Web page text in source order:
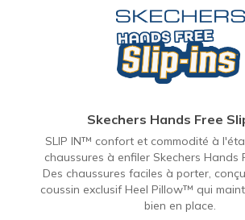
Skechers Hands Free
SLIP IN™ confort et commodité à
chaussures à enfiler Skechers Hands
Des chaussures faciles à porter,
coussin exclusif Heel Pillow™ qui
bien en place.